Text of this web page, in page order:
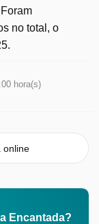
no total, o
hora(s)
online
Encantada?